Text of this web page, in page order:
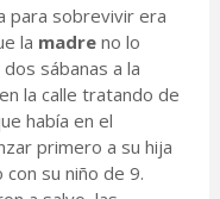
para sobrevivir era
la madre no lo
sábanas a la
la calle tratando de
había en el
primero a su hija
su niño de 9.